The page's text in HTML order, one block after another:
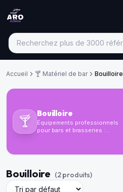
Accueil 🍸 Matériel de bar Bouilloire
🍸
Bouilloire
Équipements professionnels
pour bars et brasseries :
accessoires de service.
Bouilloire (2produits)